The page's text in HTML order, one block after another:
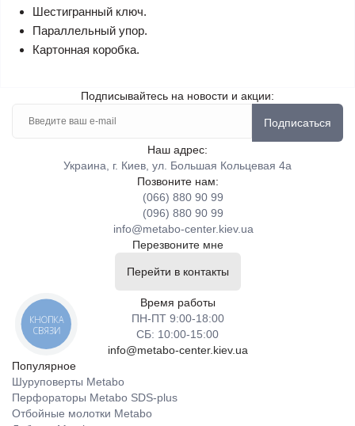
Шестигранный ключ.
Параллельный упор.
Картонная коробка.
Подписывайтесь на новости и акции:
Подписаться
Наш адрес:
Украина, г. Киев, ул. Большая Кольцевая 4а
Позвоните нам:
(066) 880 90 99
(096) 880 90 99
info@metabo-center.kiev.ua
Перезвоните мне
Перейти в контакты
Время работы
ПН-ПТ 9:00-18:00
СБ: 10:00-15:00
info@metabo-center.kiev.ua
Популярное
Шуруповерты Metabo
Перфораторы Metabo SDS-plus
Отбойные молотки Metabo
КНОПКА
СВЯЗИ